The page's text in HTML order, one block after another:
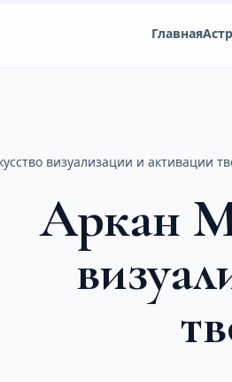
Главная
визуализации и активации
Аркан